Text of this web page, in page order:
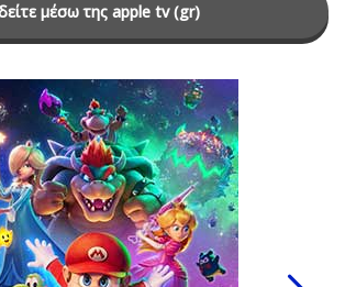
μέσω της apple tv (gr)